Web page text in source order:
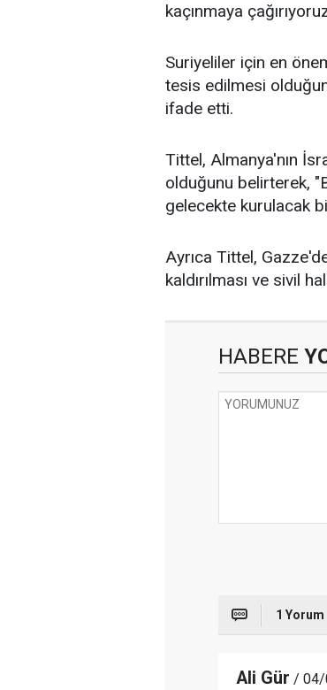
kaçınmaya
Suriyeliler için en
tesis edilmesi
ifade etti.
Tittel, Almanya'nın
olduğunu belirterek,
gelecekte kurulacak
Ayrıca Tittel,
kaldırılması ve sivil
HABERE
1 Yorum
Ali Gür / 04/